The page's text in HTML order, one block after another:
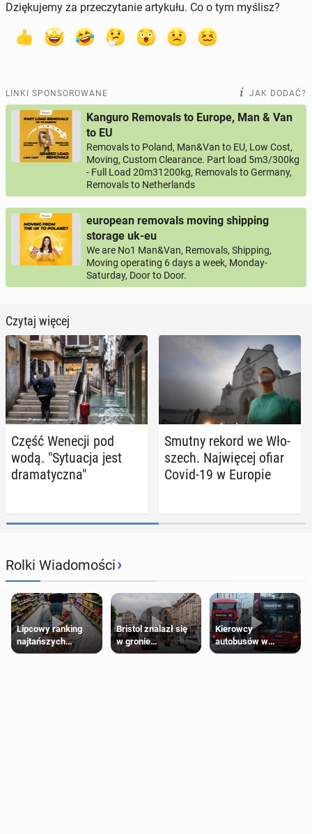
Dziękujemy za przeczytanie artykułu. Co o tym myślisz?
LINKI SPONSOROWANE JAK DODAĆ?
Kanguro Removals to Europe, Man & Van
to EU
Removals to Poland, Man&Van to EU, Low Cost,
Moving, Custom Clearance. Part load 5m3/300kg
- Full Load 20m31200kg, Removals to Germany,
Removals to Netherlands
european removals moving shipping
storage uk-eu
We are No1 Man&Van, Removals, Shipping,
Moving operating 6 days a week, Monday-
Saturday, Door to Door.
Czytaj więcej
Część Wenecji pod
wodą. "Sy­tu­acja jest
dra­ma­tycz­na"
Smutny rekord we Wło­
szech. Naj­wię­cej ofiar
Covid-19 w Europie
Rolki Wiadomości›
Lipcowy ranking
najtańszych
supermarketów
Bristol znalazł się
w gronie
najlepszych
Kierowcy
autobusów w
Londynie